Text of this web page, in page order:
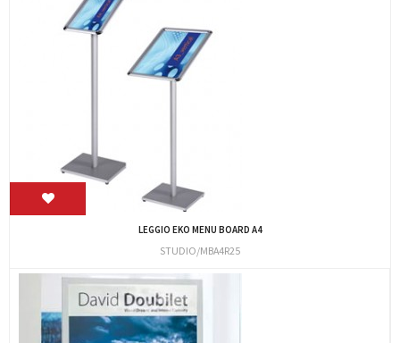
LEGGIO EKO MENU BOARD A4
STUDIO/MBA4R25